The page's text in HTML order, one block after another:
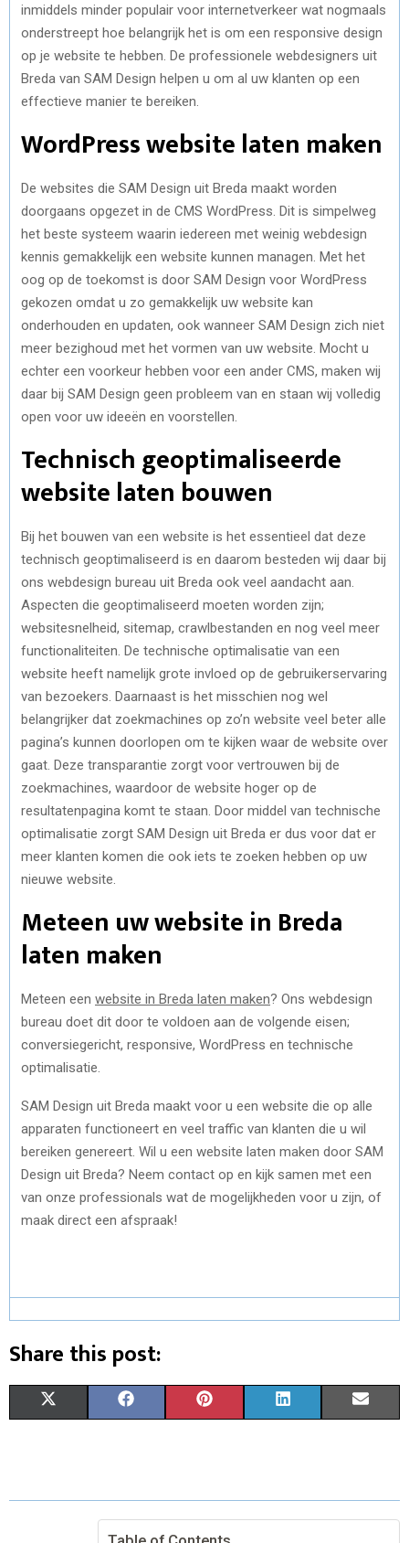
inmiddels minder populair voor internetverkeer wat nogmaals
onderstreept hoe belangrijk het is om een responsive design
op je website te hebben. De professionele webdesigners uit
Breda van SAM Design helpen u om al uw klanten op een
effectieve manier te bereiken.
WordPress website laten maken
De websites die SAM Design uit Breda maakt worden
doorgaans opgezet in de CMS WordPress. Dit is simpelweg
het beste systeem waarin iedereen met weinig webdesign
kennis gemakkelijk een website kunnen managen. Met het
oog op de toekomst is door SAM Design voor WordPress
gekozen omdat u zo gemakkelijk uw website kan
onderhouden en updaten, ook wanneer SAM Design zich niet
meer bezighoud met het vormen van uw website. Mocht u
echter een voorkeur hebben voor een ander CMS, maken wij
daar bij SAM Design geen probleem van en staan wij volledig
open voor uw ideeën en voorstellen.
Technisch geoptimaliseerde
website laten bouwen
Bij het bouwen van een website is het essentieel dat deze
technisch geoptimaliseerd is en daarom besteden wij daar bij
ons webdesign bureau uit Breda ook veel aandacht aan.
Aspecten die geoptimaliseerd moeten worden zijn;
websitesnelheid, sitemap, crawlbestanden en nog veel meer
functionaliteiten. De technische optimalisatie van een
website heeft namelijk grote invloed op de gebruikerservaring
van bezoekers. Daarnaast is het misschien nog wel
belangrijker dat zoekmachines op zo’n website veel beter alle
pagina’s kunnen doorlopen om te kijken waar de website over
gaat. Deze transparantie zorgt voor vertrouwen bij de
zoekmachines, waardoor de website hoger op de
resultatenpagina komt te staan. Door middel van technische
optimalisatie zorgt SAM Design uit Breda er dus voor dat er
meer klanten komen die ook iets te zoeken hebben op uw
nieuwe website.
Meteen uw website in Breda
laten maken
Meteen een website in Breda laten maken? Ons webdesign
bureau doet dit door te voldoen aan de volgende eisen;
conversiegericht, responsive, WordPress en technische
optimalisatie.
SAM Design uit Breda maakt voor u een website die op alle
apparaten functioneert en veel traffic van klanten die u wil
bereiken genereert. Wil u een website laten maken door SAM
Design uit Breda? Neem contact op en kijk samen met een
van onze professionals wat de mogelijkheden voor u zijn, of
maak direct een afspraak!
Share this post:
R
W R
E R
E
T
E
R
K R
I